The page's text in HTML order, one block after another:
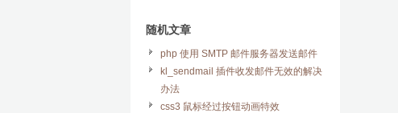
随机文章
php 使用 SMTP 邮件服务器发送邮件
kl_sendmail 插件收发邮件无效的解决
办法
css3 鼠标经过按钮动画特效